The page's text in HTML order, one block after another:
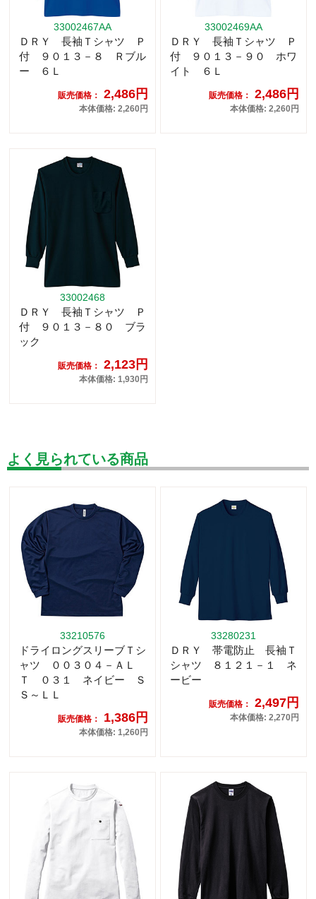
33002467AA
ＤＲＹ 長袖Ｔシャツ Ｐ
付 ９０１３－８ Ｒブル
ー ６Ｌ
販売価格： 2,486円
本体価格: 2,260円
33002469AA
ＤＲＹ 長袖Ｔシャツ Ｐ
付 ９０１３－９０ ホワ
イト ６Ｌ
販売価格： 2,486円
本体価格: 2,260円
33002468
ＤＲＹ 長袖Ｔシャツ Ｐ
付 ９０１３－８０ ブラ
ック
販売価格： 2,123円
本体価格: 1,930円
よく見られている商品
33210576
ドライロングスリーブＴシ
ャツ ００３０４－ＡＬ
Ｔ ０３１ ネイビー Ｓ
Ｓ～ＬＬ
販売価格： 1,386円
本体価格: 1,260円
33280231
ＤＲＹ 帯電防止 長袖Ｔ
シャツ ８１２１－１ ネ
ービー
販売価格： 2,497円
本体価格: 2,270円